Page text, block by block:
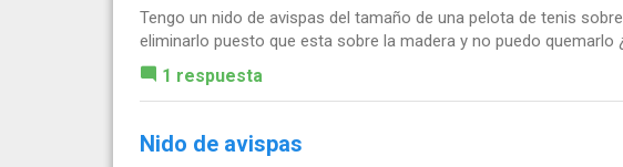
Tengo un nido de avispas del tamaño de una pelota de tenis
eliminarlo puesto que esta sobre la madera y no puedo quemarlo
1 respuesta
Nido de avispas